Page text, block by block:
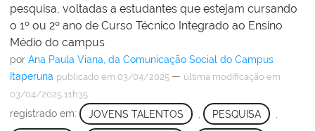
pesquisa, voltadas a estudantes que estejam cursando
o 1º ou 2º ano de Curso Técnico Integrado ao Ensino
Médio do campus
por Ana Paula Viana, da Comunicação Social do Campus
Itaperuna publicado em 03/04/2025 — última modificação em
03/04/2025 11h35
registrado em: JOVENS TALENTOS PESQUISA